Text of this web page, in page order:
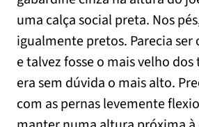
uma calça social preta. Nos
igualmente pretos. Parecia ser
e talvez fosse o mais velho
era sem dúvida o mais alto.
com as pernas levemente